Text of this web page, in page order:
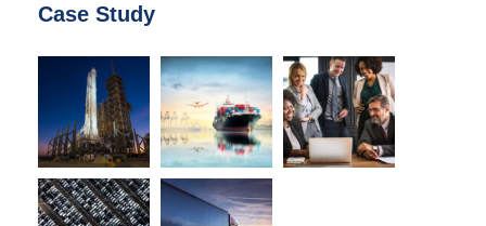
Case Study